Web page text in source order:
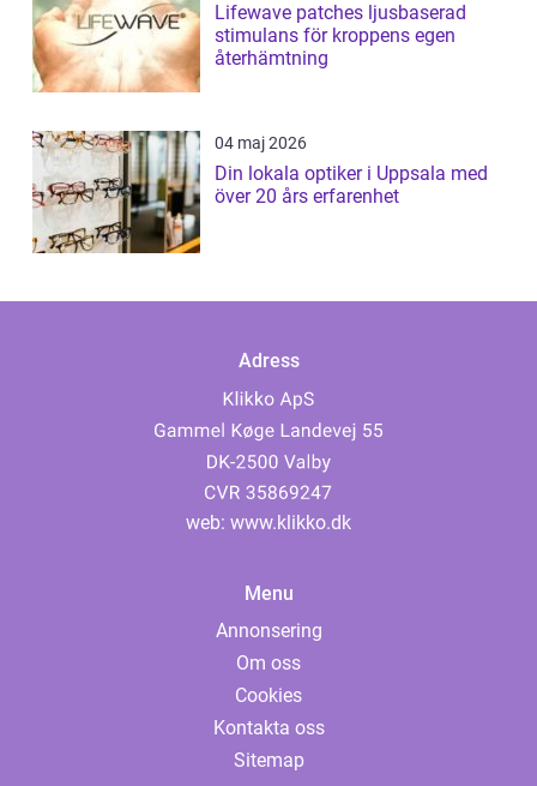
Lifewave patches ljusbaserad
stimulans för kroppens egen
återhämtning
04 maj 2026
Din lokala optiker i Uppsala med
över 20 års erfarenhet
Adress
web: www.klikko.dk
Menu
Annonsering
Om oss
Cookies
Kontakta oss
Sitemap